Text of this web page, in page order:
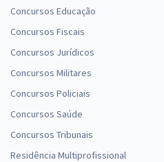
Concursos Educação
Concursos Fiscais
Concursos Jurídicos
Concursos Militares
Concursos Policiais
Concursos Saúde
Concursos Tribunais
Residência Multiprofissional